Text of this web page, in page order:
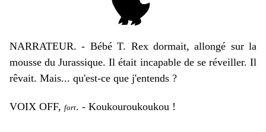
NARRATEUR. - Bébé T. Rex dormait, allongé sur la
mousse du Jurassique. Il était incapable de se réveiller. Il
rêvait. Mais... qu'est-ce que j'entends ?
VOIX OFF, fort. - Koukouroukoukou !